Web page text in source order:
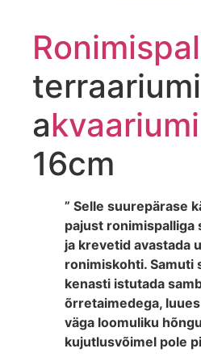
akvaariumi
16cm
” Selle suurepärase
pajust ronimispalliga
ja krevetid avastada
ronimiskohti. Samuti
kenasti istutada
õrretaimedega,
väga loomuliku
kujutlusvõimel pole